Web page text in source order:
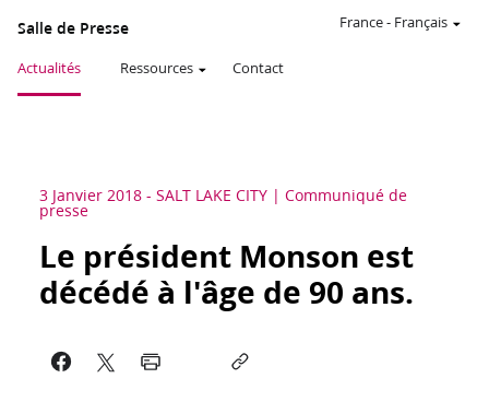
Salle de Presse
Actualités Ressources Contact
France- Français
3 Janvier 2018 - SALT LAKE CITY Communiqué de
presse
Le président Monson est
décédé à l'âge de 90 ans.